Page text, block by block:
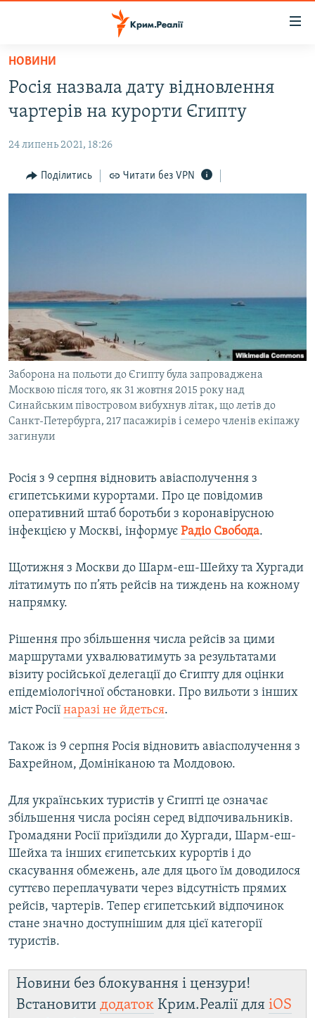
Перейти
основного
матеріалу
Перейти
до
навігації
Перейти
ВІДЕО ТА ФОТО
ПОЛІТИКА
БЛОГИ
ДЕПОРТАЦІЯ
ВІДЕОУРОКИ «ELIFBE»
СВІДЧЕННЯ ОКУПАЦІЇ
УКРАЇНСЬКА ПРОБЛЕМА КРИМУ
ІНФОГРАФІКА
ЯК ОБІЙТИ БЛОКУВАННЯ
Русский
Qırımtatar
ДОЛУЧАЙСЯ!
НОВИНИ
Росія назвала дату відновлення
чартерів на курорти Єгипту
24 липень 2021, 18:26
Поділитись Читати без VPN
Заборона на польоти до Єгипту була запроваджена
Москвою після того, як 31 жовтня 2015 року над
Синайським півостровом вибухнув літак, що летів до
Санкт-Петербурга, 217 пасажирів і семеро членів екіпажу
загинули
Росія з 9 серпня відновить авіасполучення з
єгипетськими курортами. Про це повідомив
оперативний штаб боротьби з коронавірусною
інфекцією у Москві, інформує Радіо Свобода.
Щотижня з Москви до Шарм-еш-Шейху та Хургади
літатимуть по п’ять рейсів на тиждень на кожному
напрямку.
Рішення про збільшення числа рейсів за цими
маршрутами ухвалюватимуть за результатами
візиту російської делегації до Єгипту для оцінки
епідеміологічної обстановки. Про вильоти з інших
міст Росії наразі не йдеться.
Також із 9 серпня Росія відновить авіасполучення з
Бахрейном, Домініканою та Молдовою.
Для українських туристів у Єгипті це означає
збільшення числа росіян серед відпочивальників.
Громадяни Росії приїздили до Хургади, Шарм-еш-
Шейха та інших єгипетських курортів і до
скасування обмежень, але для цього їм доводилося
суттєво переплачувати через відсутність прямих
рейсів, чартерів. Тепер єгипетський відпочинок
стане значно доступнішим для цієї категорії
туристів.
Новини без блокування і цензури!
Встановити додаток Крим.Реалії для iOS